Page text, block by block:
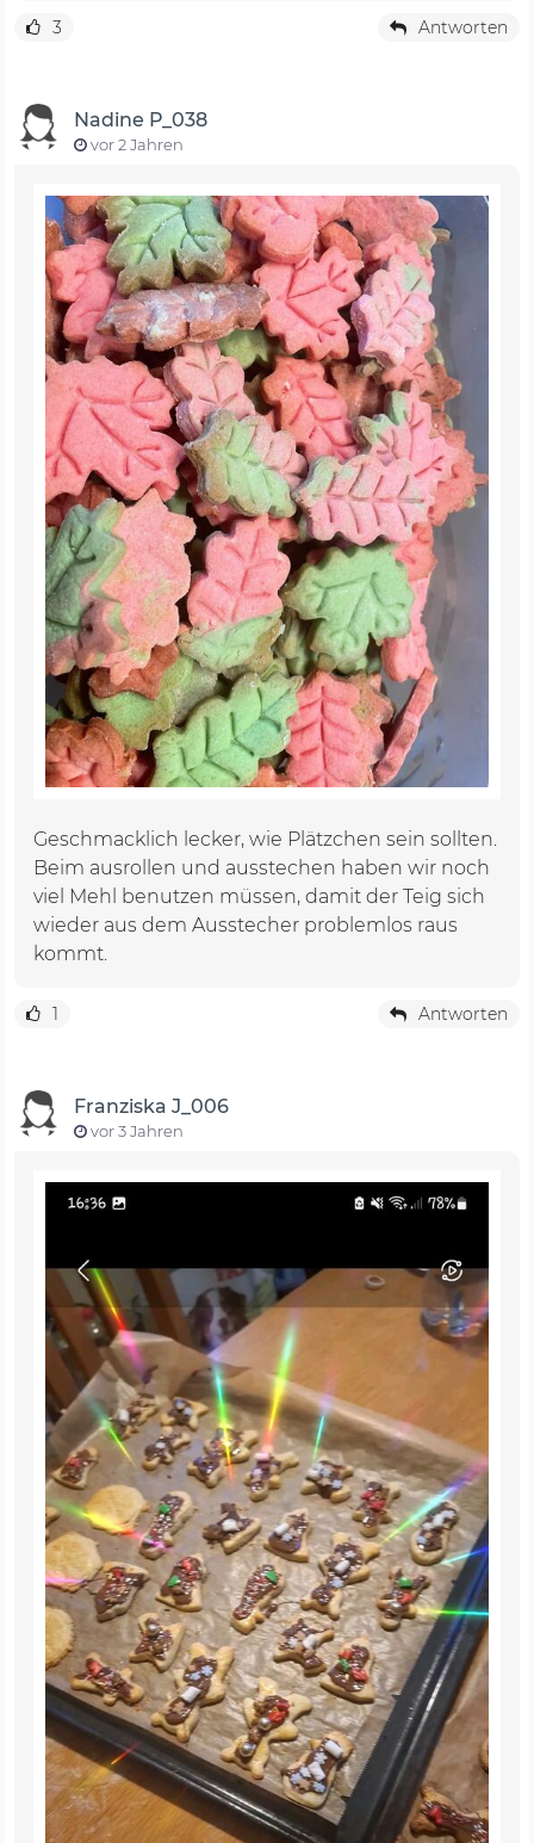
3 Antworten
Nadine P_038
vor 2 Jahren
Geschmacklich lecker, wie Plätzchen sein sollten.
Beim ausrollen und ausstechen haben wir noch
viel Mehl benutzen müssen, damit der Teig sich
wieder aus dem Ausstecher problemlos raus
kommt.
1 Antworten
Franziska J_006
vor 3 Jahren